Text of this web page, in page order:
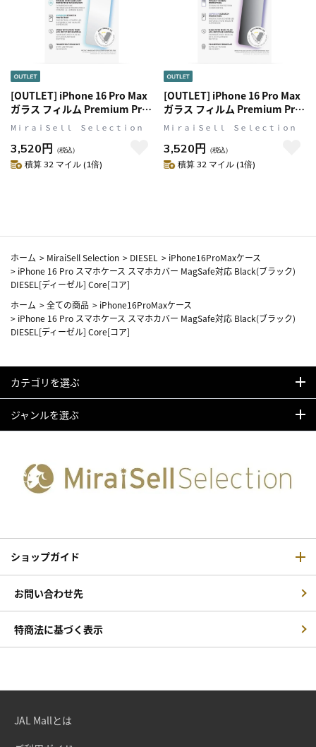
[OUTLET] iPhone 16 Pro Max
ガラス フィルム Premium Pro
Glass Blue Light ブルーライト
カット OtterBox オッターボッ
クス (77-96207)
MⅰｒａｉＳｅｌｌ Ｓｅｌｅｃｔｉｏｎ
3,520円 （税込）
積算 32 マイル (1倍)
[OUTLET] iPhone 16 Pro Max
ガラス フィルム Premium Pro
Glass Privacy のぞき見防止
OtterBox オッターボックス
(77-96223)
MⅰｒａｉＳｅｌｌ Ｓｅｌｅｃｔｉｏｎ
3,520円 （税込）
積算 32 マイル (1倍)
ホーム > MiraiSell Selection > DIESEL > iPhone16ProMaxケース
> iPhone 16 Pro スマホケース スマホカバー MagSafe対応 Black(ブラック)
DIESEL[ディーゼル] Core[コア]
ホーム >全ての商品 > iPhone16ProMaxケース
> iPhone 16 Pro スマホケース スマホカバー MagSafe対応 Black(ブラック)
DIESEL[ディーゼル] Core[コア]
カテゴリを選ぶ
ジャンルを選ぶ
ショップガイド
お問い合わせ先
特商法に基づく表示
JAL Mallとは